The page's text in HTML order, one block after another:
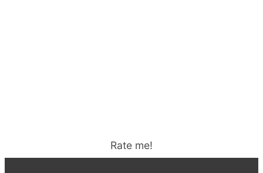
Rate me!